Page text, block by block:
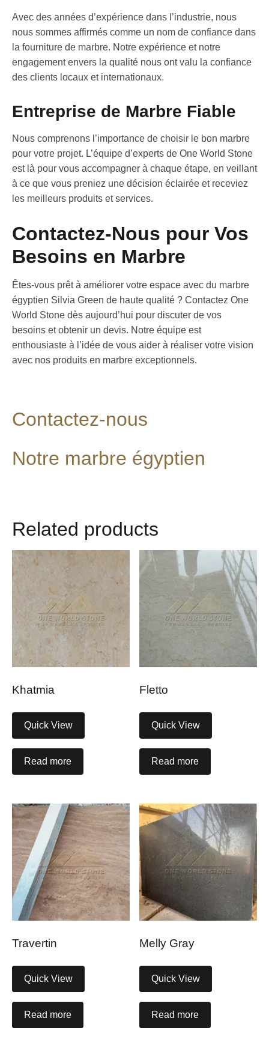
Avec des années d’expérience dans l’industrie, nous
nous sommes affirmés comme un nom de confiance dans
la fourniture de marbre. Notre expérience et notre
engagement envers la qualité nous ont valu la confiance
des clients locaux et internationaux.
Entreprise de Marbre Fiable
Nous comprenons l’importance de choisir le bon marbre
pour votre projet. L’équipe d’experts de One World Stone
est là pour vous accompagner à chaque étape, en veillant
à ce que vous preniez une décision éclairée et receviez
les meilleurs produits et services.
Contactez-Nous pour Vos
Besoins en Marbre
Êtes-vous prêt à améliorer votre espace avec du marbre
égyptien Silvia Green de haute qualité ? Contactez One
World Stone dès aujourd’hui pour discuter de vos
besoins et obtenir un devis. Notre équipe est
enthousiaste à l’idée de vous aider à réaliser votre vision
avec nos produits en marbre exceptionnels.
Contactez-nous
Notre marbre égyptien
Related products
Khatmia
Quick View
Read more
Fletto
Quick View
Read more
Travertin
Quick View
Read more
Melly Gray
Quick View
Read more